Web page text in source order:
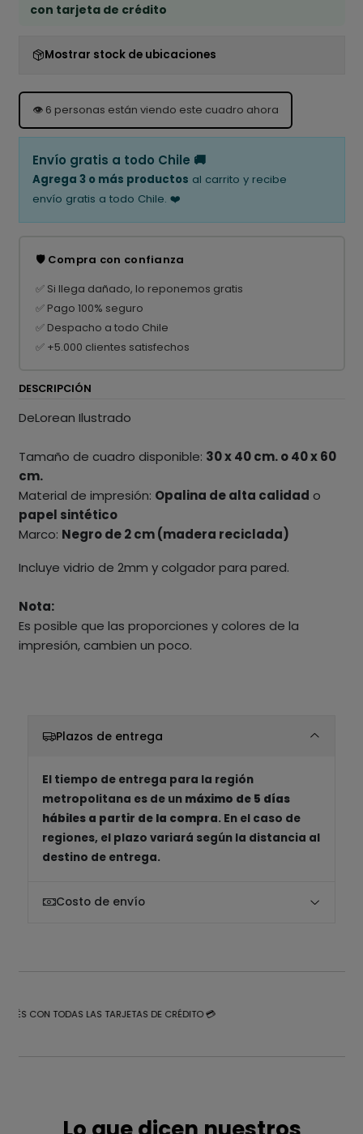
con tarjeta de crédito
Mostrar stock de ubicaciones
👁️ 6 personas están viendo este cuadro ahora
Envío gratis a todo Chile 🚚
Agrega 3 o más productos al carrito y recibe
envío gratis a todo Chile. ❤️
🛡️ Compra con confianza
✅ Si llega dañado, lo reponemos gratis
✅ Pago 100% seguro
✅ Despacho a todo Chile
✅ +5.000 clientes satisfechos
DESCRIPCIÓN
DeLorean Ilustrado
Tamaño de cuadro disponible: 30 x 40 cm. o 40 x 60
cm.
Material de impresión: Opalina de alta calidad o
papel sintético
Marco: Negro de 2 cm (madera reciclada)
Incluye vidrio de 2mm y colgador para pared.
Nota:
Es posible que las proporciones y colores de la
impresión, cambien un poco.
Plazos de entrega
El tiempo de entrega para la región
metropolitana es de un máximo de 5 días
hábiles a partir de la compra. En el caso de
regiones, el plazo variará según la distancia al
destino de entrega.
Costo de envío
CON TODAS LAS TARJETAS DE CRÉDITO 💳